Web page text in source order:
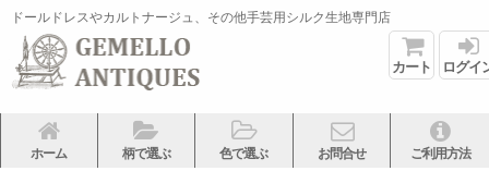
ドールドレスやカルトナージュ、その他手芸用シルク生地専門店
カート ログイ
ホーム 柄で選ぶ 色で選ぶ お問合せ ご利用方法